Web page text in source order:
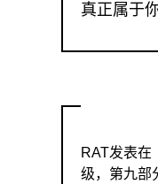
真正属于
RAT发表在
级，第九部